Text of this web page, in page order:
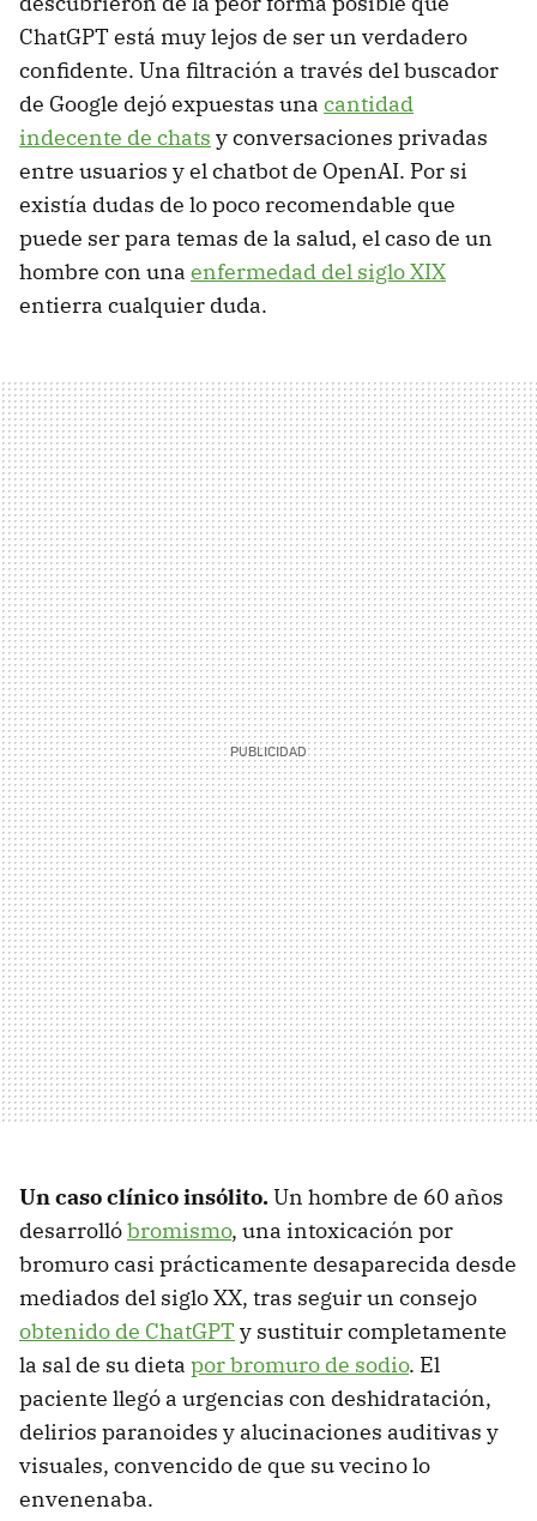
ChatGPT está muy lejos de ser un verdadero
confidente. Una filtración a través del buscador
de Google dejó expuestas una cantidad
indecente de chats y conversaciones privadas
entre usuarios y el chatbot de OpenAI. Por si
existía dudas de lo poco recomendable que
puede ser para temas de la salud, el caso de un
hombre con una enfermedad del siglo XIX
entierra cualquier duda.
Un caso clínico insólito.Un hombre de 60 años
desarrollóbromismo, una intoxicación por
bromuro casi prácticamente desaparecida desde
mediados del siglo XX, tras seguir un consejo
obtenido de ChatGPT y sustituir completamente
la sal de su dieta por bromuro de sodio. El
paciente llegó a urgencias con deshidratación,
delirios paranoides y alucinaciones auditivas y
visuales, convencido de que su vecino lo
envenenaba.